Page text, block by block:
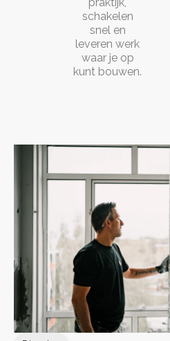
schakelen
snel en
leveren werk
waar je op
kunt bouwen.